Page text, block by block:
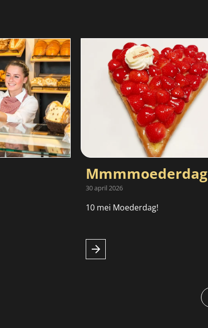
Mmmmoederdag
30 april 2026
10 mei Moederdag!